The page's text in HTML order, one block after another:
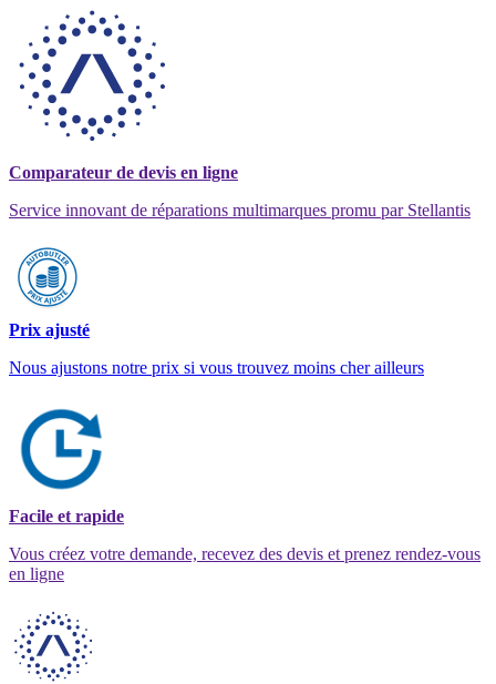
Comparateur de devis en ligne
Service innovant de réparations multimarques promu par Stellantis
Prix ajusté
Nous ajustons notre prix si vous trouvez moins cher ailleurs
Facile et rapide
Vous créez votre demande, recevez des devis et prenez rendez-vous
en ligne